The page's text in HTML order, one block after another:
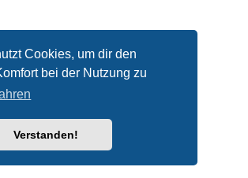
Cookies, um dir den
bei der Nutzung zu
Verstanden!